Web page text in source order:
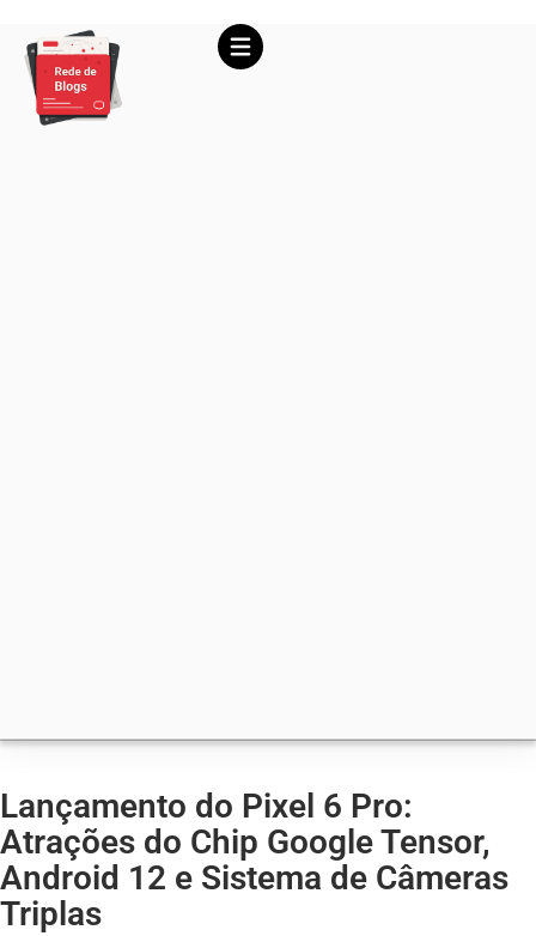
Lançamento do Pixel 6 Pro:
Atrações do Chip Google Tensor,
Android 12 e Sistema de Câmeras
Triplas